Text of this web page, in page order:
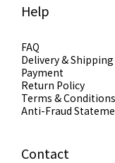
Help
FAQ
Delivery & Shipping
Payment
Return Policy
Terms & Conditions
Anti-Fraud
Contact